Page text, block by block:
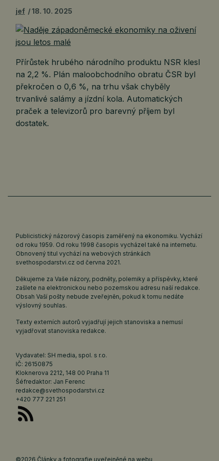
jef 18. 10. 2025
Přírůstek hrubého národního produktu NSR klesl
na 2,2 %. Plán maloobchodního obratu ČSR byl
překročen o 0,6 %, na trhu však chyběly
trvanlivé salámy a jízdní kola. Automatických
praček a televizorů pro barevný příjem byl
dostatek.
Publicistický názorový časopis zaměřený na ekonomiku. Vychází
od roku 1959. Od roku 1998 časopis vycházel také na internetu.
Obnovený titul vychází na webových stránkách
svethospodarstvi.cz od června 2021.
Děkujeme za Vaše názory, podněty, polemiky a příspěvky, které
zašlete na elektronickou nebo pozemskou adresu naší redakce.
Obsah Vaší pošty nebude zveřejněn, pokud k tomu nedáte
výslovný souhlas.
Texty externích autorů vyjadřují jejich stanoviska a nemusí
vyjadřovat stanoviska redakce.
Vydavatel: SH media, spol. s r.o.
IČ: 26150875
Kloknerova 2212, 148 00 Praha 11
Šéfredaktor: Jan Ferenc
redakce@svethospodarstvi.cz
+420 777 221 251
©2026 Články a fotografie uveřejněné na webu